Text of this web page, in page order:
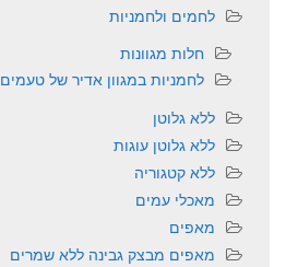
לחמים ולחמניות
חלות מגוונות
לחמניות במגוון אדיר של טעמים
ללא גלוטן
ללא גלוטן עוגות
ללא קטגוריה
מאכלי עמים
מאפים
מאפים מבצק גבינה ללא שמרים